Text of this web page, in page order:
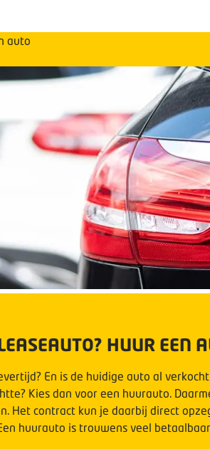
auto
HUUR EEN
En is de huidige auto al
Kies dan voor een huurauto.
Het contract kun je daarbij direct
huurauto is trouwens veel